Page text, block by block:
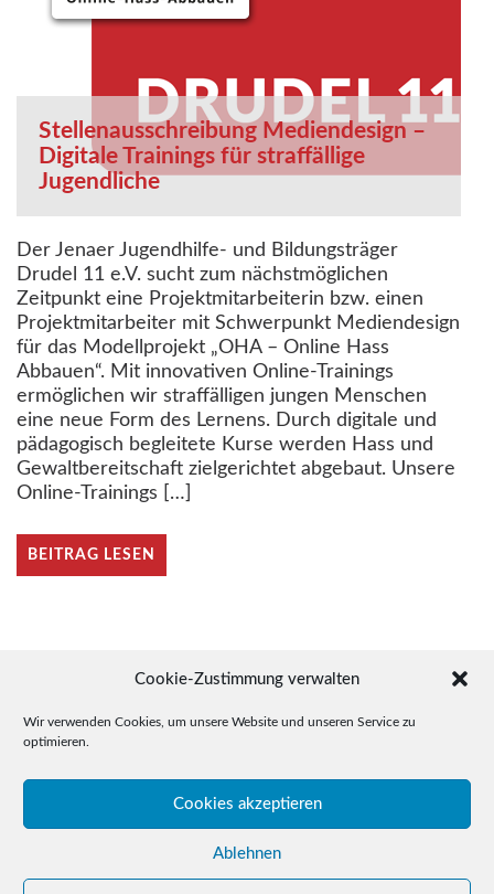
Cookie-Zustimmung verwalten
Wir verwenden Cookies, um unsere Website und unseren Service zu
optimieren.
Cookies akzeptieren
Ablehnen
Stellenausschreibung Mediendesign –
Digitale Trainings für straffällige
Jugendliche
Der Jenaer Jugendhilfe- und Bildungsträger
Drudel 11 e.V. sucht zum nächstmöglichen
Zeitpunkt eine Projektmitarbeiterin bzw. einen
Projektmitarbeiter mit Schwerpunkt Mediendesign
für das Modellprojekt „OHA – Online Hass
Abbauen“. Mit innovativen Online-Trainings
ermöglichen wir straffälligen jungen Menschen
eine neue Form des Lernens. Durch digitale und
pädagogisch begleitete Kurse werden Hass und
Gewaltbereitschaft zielgerichtet abgebaut. Unsere
Online-Trainings […]
BEITRAG LESEN
Beitragsnavigation
Ältere Beiträge
© 2015-2026 Drudel 11 e.V.
Telefon: +49 (0)3641 / 35 78 05
E-Mail: click@drudel11.de